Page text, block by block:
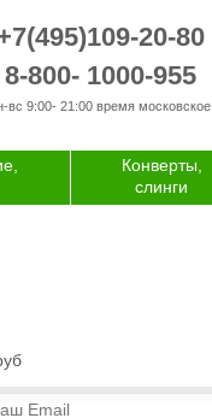
20-80
8-800- 1000-955
вс 9:00- 21:00 время московское
Конверты,
слинги